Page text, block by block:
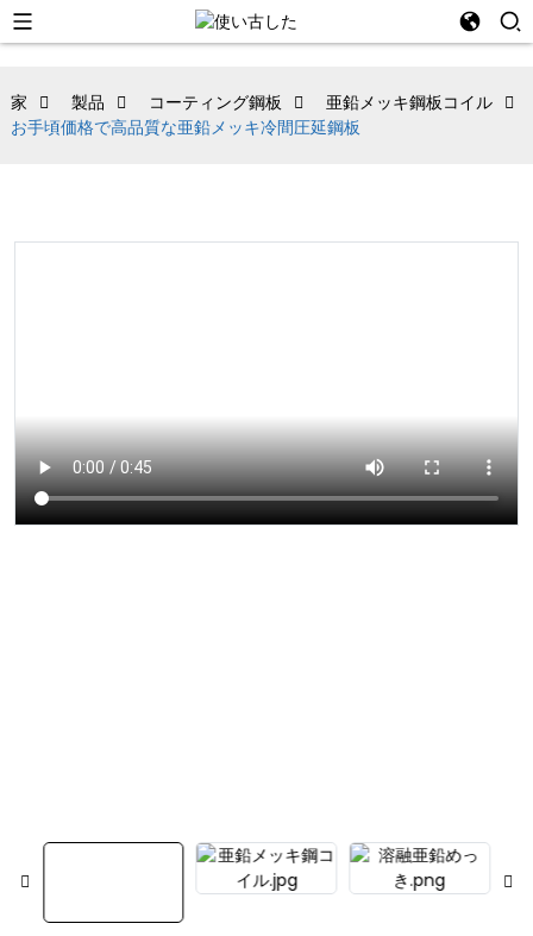
家 製品 コーティング鋼板
亜鉛メッキ鋼板コイル
お手頃価格で高品質な亜鉛メッキ冷間圧延鋼板